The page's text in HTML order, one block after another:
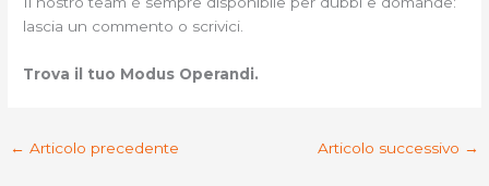
lascia un commento o scrivici.
Trova il tuo Modus Operandi.
← Articolo precedente Articolo successivo →